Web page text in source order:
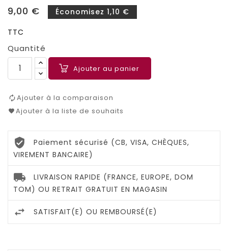
9,00 €
Économisez 1,10 €
TTC
Quantité
Ajouter au panier
Ajouter à la comparaison
Ajouter à la liste de souhaits
Paiement sécurisé (CB, VISA, CHÈQUES,
VIREMENT BANCAIRE)
LIVRAISON RAPIDE (FRANCE, EUROPE, DOM
TOM) OU RETRAIT GRATUIT EN MAGASIN
SATISFAIT(E) OU REMBOURSÉ(E)